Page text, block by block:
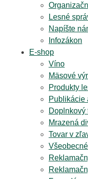
Lesné
Napíšte
Infozákon
E-shop
Víno
Mäsové
Produkty
Publikácie
Doplnkový
Mrazená
Tovar v